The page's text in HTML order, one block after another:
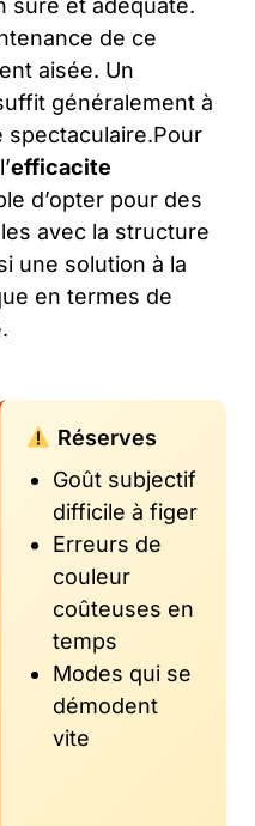
sûre et adéquate.
de ce
aisée. Un
généralement à
spectaculaire.Pour
efficacite
d’opter pour des
avec la structure
une solution à la
en termes de
Réserves
Goût subjectif
difficile à figer
Erreurs de
couleur
coûteuses en
temps
Modes qui se
démodent
vite